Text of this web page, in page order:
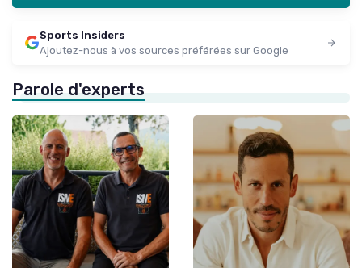
Sports Insiders
Ajoutez-nous à vos sources préférées sur Google
Parole d'experts